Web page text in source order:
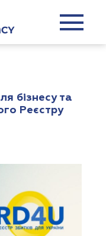
бізнесу та
Реєстру